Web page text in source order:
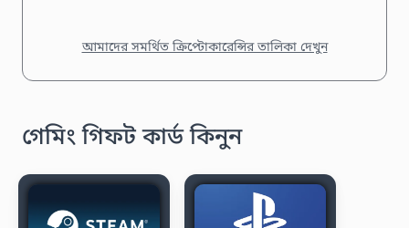
আমাদের সমর্থিত ক্রিপ্টোকারেন্সির তালিকা দেখুন
গেমিং গিফট কার্ড কিনুন